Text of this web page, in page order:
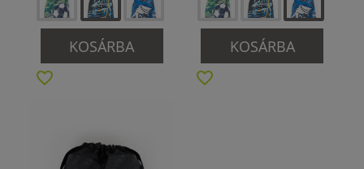
KOSÁRBA KOSÁRBA